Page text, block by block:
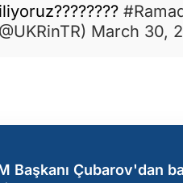
March 30,
Başkanı Çubarov'dan